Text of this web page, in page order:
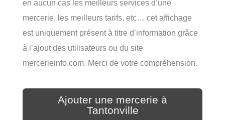
en aucun cas les meilleurs services d’une
mercerie, les meilleurs tarifs, etc… cet affichage
est uniquement présent à titre d’information grâce
à l’ajout des utilisateurs ou du site
mercerieinfo.com. Merci de votre compréhension.
Ajouter une mercerie à
Tantonville